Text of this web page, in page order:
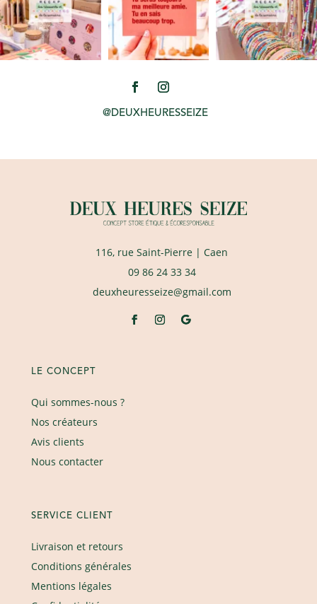
@DEUXHEURESSEIZE
116, rue Saint-Pierre | Caen
09 86 24 33 34
deuxheuresseize@gmail.com
LE CONCEPT
Qui sommes-nous ?
Nos créateurs
Avis clients
Nous contacter
SERVICE CLIENT
Livraison et retours
Conditions générales
Mentions légales